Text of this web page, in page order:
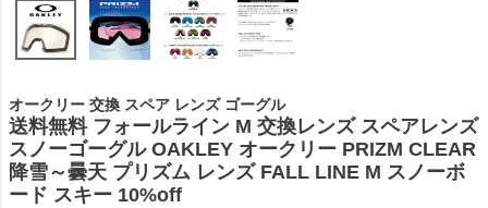
オークリー 交換 スペア レンズ ゴーグル
送料無料 フォールライン M 交換レンズ スペアレンズ
スノーゴーグル OAKLEY オークリー PRIZM CLEAR
降雪～曇天 プリズム レンズ FALL LINE M スノーボ
ード スキー 10%off